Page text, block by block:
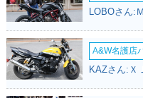
LOBOさん:
A&W名護店
KAZさん:Ｘ